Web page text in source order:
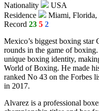
Nationality
USA
Residence
Miami, Florida,
Record 23 5 2
Mexico’s biggest boxing star
rounds in the game of
unique boxing identity,
World of Boxing. He made
ranked No 43 on the Forbes
in 2017.
Alvarez is a professional